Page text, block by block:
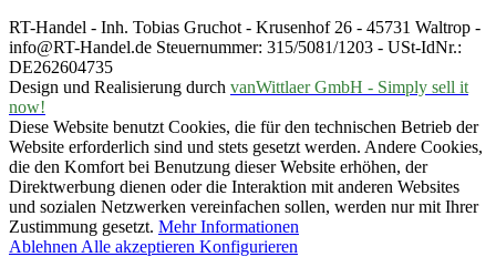
RT-Handel - Inh. Tobias Gruchot - Krusenhof 26 - 45731 Waltrop -
info@RT-Handel.de Steuernummer: 315/5081/1203 - USt-IdNr.:
DE262604735
Design und Realisierung durch vanWittlaer GmbH - Simply sell it
now!
Diese Website benutzt Cookies, die für den technischen Betrieb der
Website erforderlich sind und stets gesetzt werden. Andere Cookies,
die den Komfort bei Benutzung dieser Website erhöhen, der
Direktwerbung dienen oder die Interaktion mit anderen Websites
und sozialen Netzwerken vereinfachen sollen, werden nur mit Ihrer
Zustimmung gesetzt. Mehr Informationen
Ablehnen Alle akzeptieren Konfigurieren